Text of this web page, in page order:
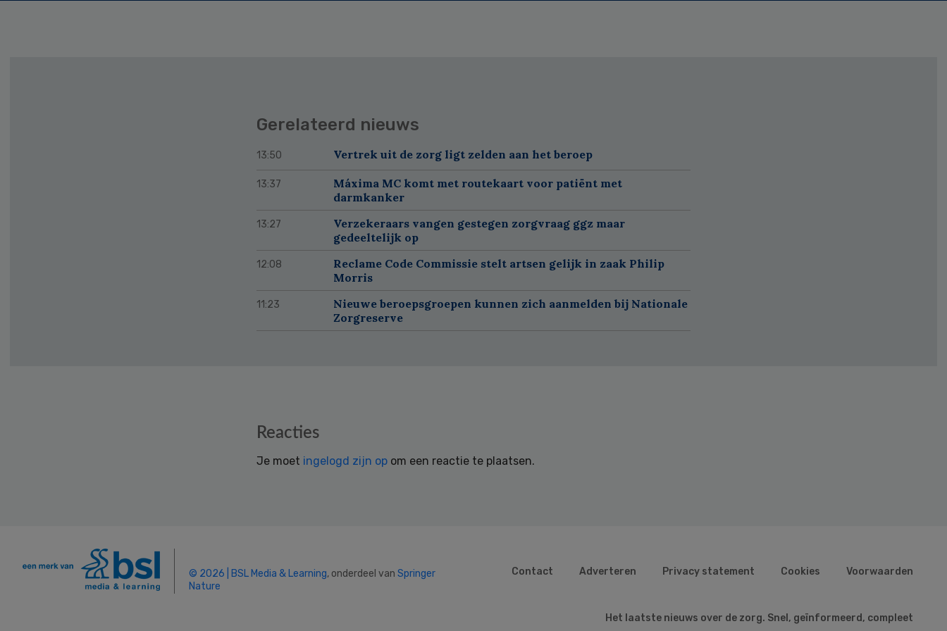
Gerelateerd nieuws
13:50 Vertrek uit de zorg ligt zelden aan het beroep
13:37
Máxima MC komt met routekaart voor patiënt met
darmkanker
13:27
Verzekeraars vangen gestegen zorgvraag ggz maar
gedeeltelijk op
12:08
Reclame Code Commissie stelt artsen gelijk in zaak Philip
Morris
11:23
Nieuwe beroepsgroepen kunnen zich aanmelden bij Nationale
Zorgreserve
Reacties
Je moet ingelogd zijn op om een reactie te plaatsen.
© 2026 | BSL Media & Learning, onderdeel van Springer
Nature
Contact Adverteren Privacy statement Cookies Voorwaarden
Het laatste nieuws over de zorg. Snel, geïnformeerd, compleet